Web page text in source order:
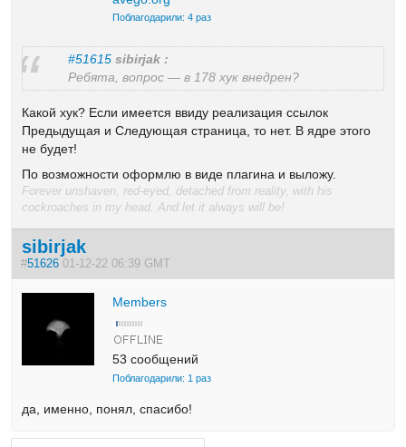
Поблагодарили: 4 раз
#51615 sibirjak :
Ребята, вопрос — в 178 хук внедрен?
Какой хук? Если имеется ввиду реализация ссылок
Предыдущая и Следующая страница, то нет. В ядре этого
не будет!
По возможности оформлю в виде плагина и выложу.
Forever unshaven, red-eyed, detached from reality, with his
cockroaches in my head. And let it always will be!
sibirjak
#51626 01-12-22 06:39 GMT
Members
53 сообщений
Поблагодарили: 1 раз
да, именно, понял, спасибо!